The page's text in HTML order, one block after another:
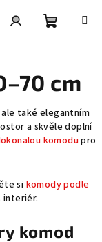
košík
cm
také elegantním
a skvěle doplní
komodupro
si komody podle
interiér.
komod